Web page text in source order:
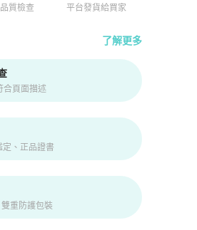
質檢查 平台發貨給買家
了解更多
購檢驗流程介紹
合頁面描述
、正品證書
重防護包裝
Monogram x GHW